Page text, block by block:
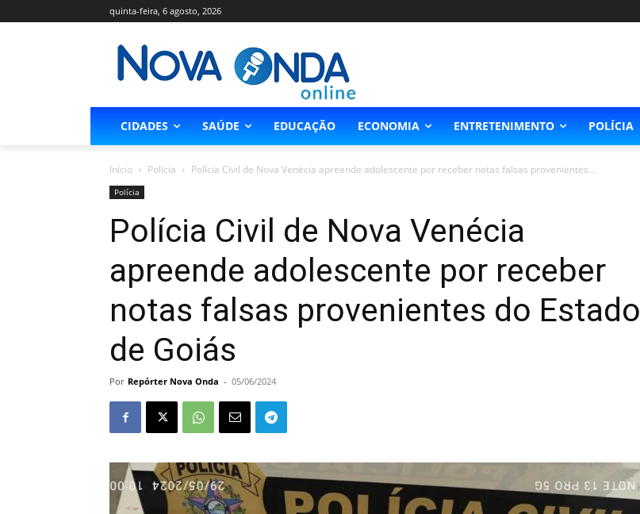
quinta-feira, 6 agosto, 2026
CIDADES SAÚDE EDUCAÇÃO ECONOMIA ENTRETENIMENTO POLÍCIA
Início Polícia Polícia Civil de Nova Venécia apreende adolescente por receber notas falsas provenientes...
Polícia
Polícia Civil de Nova Venécia
apreende adolescente por receber
notas falsas provenientes do Estado
de Goiás
Por Repórter Nova Onda - 05/06/2024